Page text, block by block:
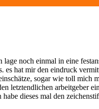
lage noch einmal in eine
es hat mir den eindruck
sogar wie toll mich
letztendlichen arbeitgeber
dieses mal den